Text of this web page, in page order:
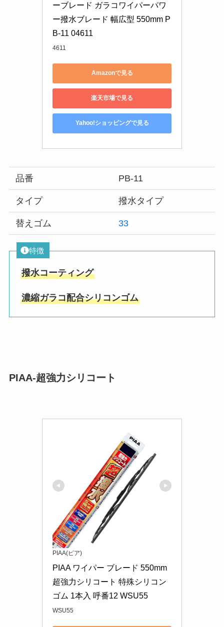
ーブレード ガラコワイパーパワ
ー撥水ブレード 幅広型 550mm P
B-11 04611
4611
Amazonで見る
楽天市場で見る
Yahoo!ショッピングで見る
品番 PB-11
タイプ 撥水タイプ
替えゴム 33
特徴
撥水コーティング
濃縮ガラコ配合シリコンゴム
PIAA-超強力シリコート
PIAA(ピア)
PIAA ワイパー ブレード 550mm
超強力シリコート 特殊シリコン
ゴム 1本入 呼番12 WSU55
WSU55